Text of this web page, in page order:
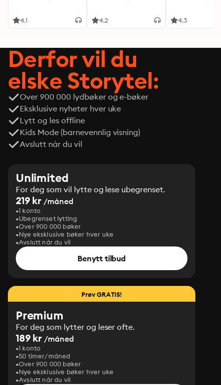
4.1 4.2 4.3
Derfor vil du
elske Storytel:
Over 900 000 lydbøker og e-bøker
Eksklusive nyheter hver uke
Lytt og les offline
Kids Mode (barnevennlig visning)
Avslutt når du vil
Unlimited
For deg som vil lytte og lese ubegrenset.
219 kr /måned
1 konto
Ubegrenset lytting
Over 900 000 bøker
Nye eksklusive bøker hver uke
Avslutt når du vil
Benytt tilbud
Prøv GRATIS!
Premium
For deg som lytter og leser ofte.
189 kr /måned
1 konto
50 timer/måned
Over 900 000 bøker
Nye eksklusive bøker hver uke
Avslutt når du vil